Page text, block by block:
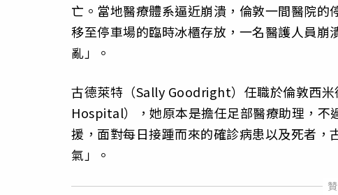
亡。當地醫療體系逼近崩潰，倫敦一間醫院
移至停車場的臨時冰櫃存放，一名醫護人員
亂」。
古德萊特（Sally Goodright）任職於倫敦西
Hospital），她原本是擔任足部醫療助理，不
援，面對每日接踵而來的確診病患以及死者
氣」。